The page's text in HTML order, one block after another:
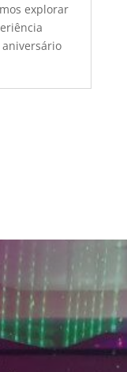
explorar